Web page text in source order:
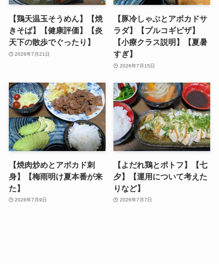
【鶏天温玉そうめん】【焼
きそば】【健康評価】【炎
天下の散歩でぐったり】
2026年7月21日
【豚冷しゃぶとアボカドサ
ラダ】【プルコギピザ】
【小療クラス説明】【夏暑
すぎ】
2026年7月15日
【焼肉炒めとアボカド刺
身】【梅雨明け夏本番が来
た】
2026年7月9日
【よだれ鶏とポトフ】【七
夕】【運用について考えた
りなど】
2026年7月7日